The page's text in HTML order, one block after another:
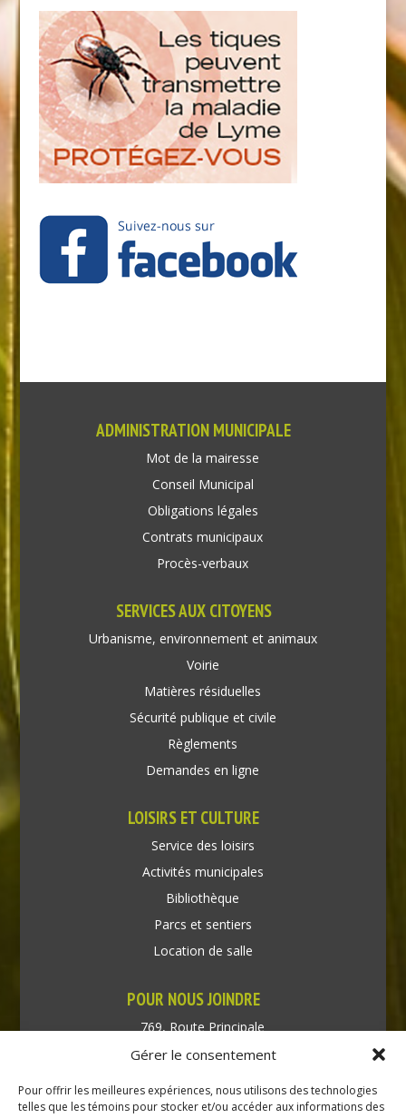
Gérer le consentement
Pour offrir les meilleures expériences, nous utilisons des technologies
telles que les témoins pour stocker et/ou accéder aux informations des
ADMINISTRATION MUNICIPALE
Mot de la mairesse
Conseil Municipal
Obligations légales
Contrats municipaux
Procès-verbaux
SERVICES AUX CITOYENS
Urbanisme, environnement et animaux
Voirie
Matières résiduelles
Sécurité publique et civile
Règlements
Demandes en ligne
LOISIRS ET CULTURE
Service des loisirs
Activités municipales
Bibliothèque
Parcs et sentiers
Location de salle
POUR NOUS JOINDRE
769, Route Principale
Très-Saint-Rédempteur
Téléphone : (450) 451-5203